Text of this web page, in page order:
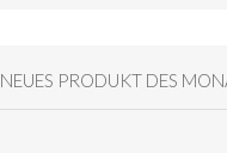
NEUES PRODUKT DES